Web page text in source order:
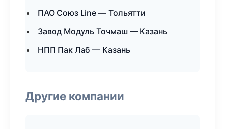
ПАО Союз Line — Тольятти
Завод Модуль Точмаш — Казань
НПП Пак Лаб — Казань
Другие компании